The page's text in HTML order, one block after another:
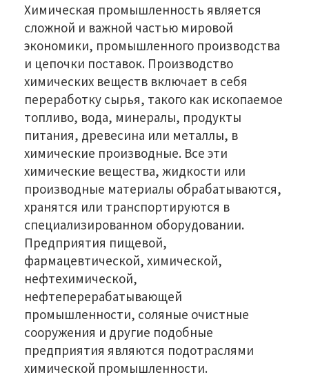
Химическая промышленность является
сложной и важной частью мировой
экономики, промышленного производства
и цепочки поставок. Производство
химических веществ включает в себя
переработку сырья, такого как ископаемое
топливо, вода, минералы, продукты
питания, древесина или металлы, в
химические производные. Все эти
химические вещества, жидкости или
производные материалы обрабатываются,
хранятся или транспортируются в
специализированном оборудовании.
Предприятия пищевой,
фармацевтической, химической,
нефтехимической,
нефтеперерабатывающей
промышленности, соляные очистные
сооружения и другие подобные
предприятия являются подотраслями
химической промышленности.